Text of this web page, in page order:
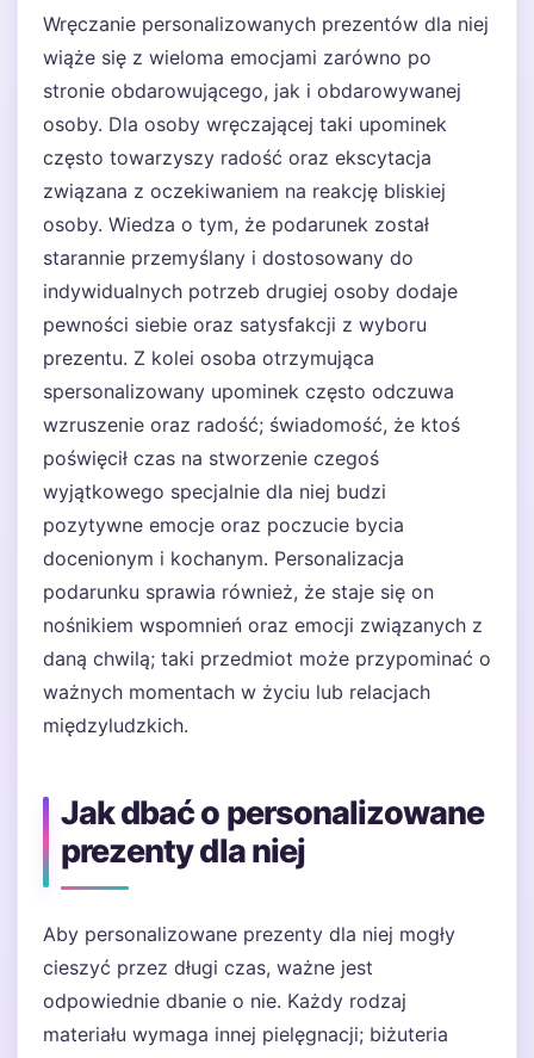
Wręczanie personalizowanych prezentów dla niej
wiąże się z wieloma emocjami zarówno po
stronie obdarowującego, jak i obdarowywanej
osoby. Dla osoby wręczającej taki upominek
często towarzyszy radość oraz ekscytacja
związana z oczekiwaniem na reakcję bliskiej
osoby. Wiedza o tym, że podarunek został
starannie przemyślany i dostosowany do
indywidualnych potrzeb drugiej osoby dodaje
pewności siebie oraz satysfakcji z wyboru
prezentu. Z kolei osoba otrzymująca
spersonalizowany upominek często odczuwa
wzruszenie oraz radość; świadomość, że ktoś
poświęcił czas na stworzenie czegoś
wyjątkowego specjalnie dla niej budzi
pozytywne emocje oraz poczucie bycia
docenionym i kochanym. Personalizacja
podarunku sprawia również, że staje się on
nośnikiem wspomnień oraz emocji związanych z
daną chwilą; taki przedmiot może przypominać o
ważnych momentach w życiu lub relacjach
międzyludzkich.
Jak dbać o personalizowane
prezenty dla niej
Aby personalizowane prezenty dla niej mogły
cieszyć przez długi czas, ważne jest
odpowiednie dbanie o nie. Każdy rodzaj
materiału wymaga innej pielęgnacji; biżuteria